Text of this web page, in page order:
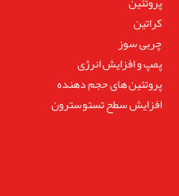
کراتین
چربی سوز
پمپ و افزایش انرژی
پروتئین های حجم دهنده
افزایش سطح تستوسترون